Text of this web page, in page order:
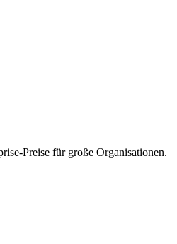
Preise für große Organisationen.